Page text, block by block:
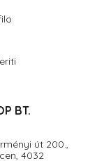
BT.
út 200.,
4032